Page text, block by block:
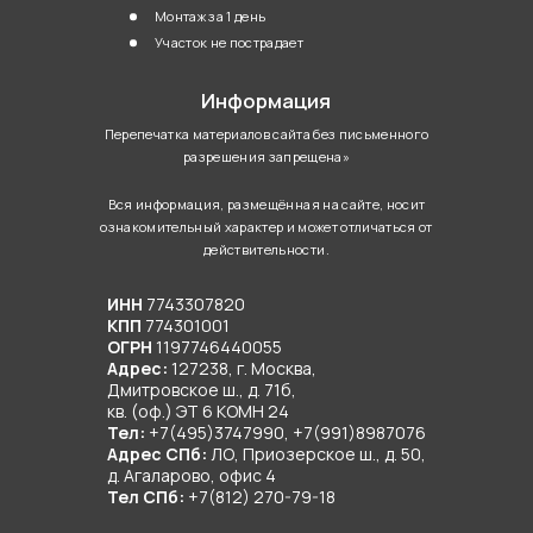
Нынешние технологии строительства способствуют
оснащаются ничуть не хуже (а порой даже лучше)
городских квартир. Поэтому задумываясь о покупке
земли под строительство частного дома, вам не
утилизацию стоков. Ведь даже если дом расположен
вдали от централизованных сетей, его можно
инженерные коммуникации под ключ команде
профессионалов.
Нынешние технологии строительства способствуют
тому, что современные загородные дома
оснащаются ничуть не хуже (а порой даже лучше)
городских квартир. Поэтому задумываясь о покупке
ИНН 7743307820
КПП 774301001
ОГРН 1197746440055
Адрес: 127238, г. Москва,
Дмитровское ш., д. 71б,
кв. (оф.) ЭТ 6 КОМН 24
Тел: +7(495)3747990, +7(991)8987076
Адрес СПб: ЛО, Приозерское ш., д. 50,
д. Агаларово, офис 4
Тел СПб: +7(812) 270-79-18
Монтаж за 1 день
Участок не пострадает
Информация
Перепечатка материалов сайта без письменного
разрешения запрещена»
Вся информация, размещённая на сайте, носит
ознакомительный характер и может отличаться от
действительности.